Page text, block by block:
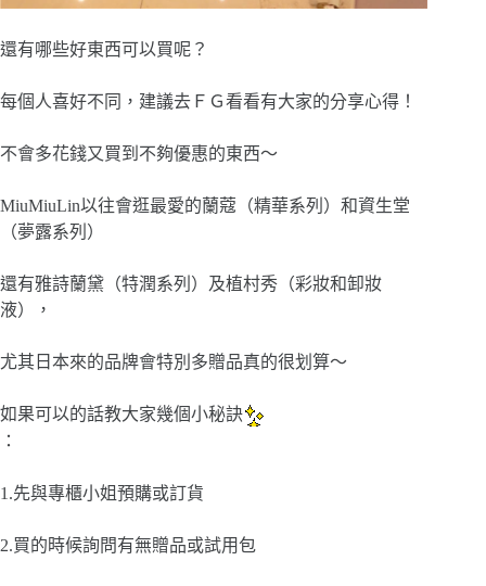
還有哪些好東西可以買呢？
每個人喜好不同，建議去ＦＧ看看有大家的分享心得！
不會多花錢又買到不夠優惠的東西～
MiuMiuLin以往會逛最愛的蘭蔻（精華系列）和資生堂
（夢露系列）
還有雅詩蘭黛（特潤系列）及植村秀（彩妝和卸妝
液），
尤其日本來的品牌會特別多贈品真的很划算～
如果可以的話教大家幾個小秘訣
：
1.先與專櫃小姐預購或訂貨
2.買的時候詢問有無贈品或試用包